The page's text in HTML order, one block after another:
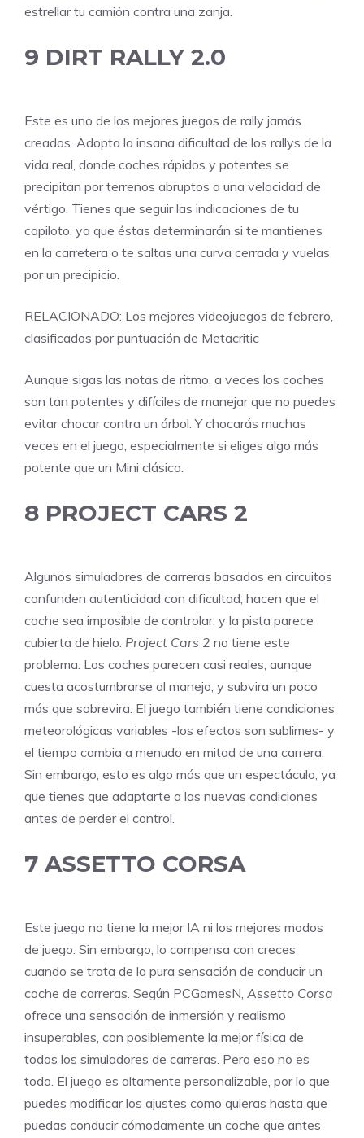
estrellar tu camión contra una zanja.
9 DIRT RALLY 2.0
Este es uno de los mejores juegos de rally jamás
creados. Adopta la insana dificultad de los rallys de la
vida real, donde coches rápidos y potentes se
precipitan por terrenos abruptos a una velocidad de
vértigo. Tienes que seguir las indicaciones de tu
copiloto, ya que éstas determinarán si te mantienes
en la carretera o te saltas una curva cerrada y vuelas
por un precipicio.
RELACIONADO: Los mejores videojuegos de febrero,
clasificados por puntuación de Metacritic
Aunque sigas las notas de ritmo, a veces los coches
son tan potentes y difíciles de manejar que no puedes
evitar chocar contra un árbol. Y chocarás muchas
veces en el juego, especialmente si eliges algo más
potente que un Mini clásico.
8 PROJECT CARS 2
Algunos simuladores de carreras basados en circuitos
confunden autenticidad con dificultad; hacen que el
coche sea imposible de controlar, y la pista parece
cubierta de hielo. Project Cars 2 no tiene este
problema. Los coches parecen casi reales, aunque
cuesta acostumbrarse al manejo, y subvira un poco
más que sobrevira. El juego también tiene condiciones
meteorológicas variables -los efectos son sublimes- y
el tiempo cambia a menudo en mitad de una carrera.
Sin embargo, esto es algo más que un espectáculo, ya
que tienes que adaptarte a las nuevas condiciones
antes de perder el control.
7 ASSETTO CORSA
Este juego no tiene la mejor IA ni los mejores modos
de juego. Sin embargo, lo compensa con creces
cuando se trata de la pura sensación de conducir un
coche de carreras. Según PCGamesN, Assetto Corsa
ofrece una sensación de inmersión y realismo
insuperables, con posiblemente la mejor física de
todos los simuladores de carreras. Pero eso no es
todo. El juego es altamente personalizable, por lo que
puedes modificar los ajustes como quieras hasta que
puedas conducir cómodamente un coche que antes